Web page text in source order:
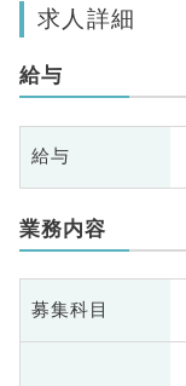
求人詳細
給与
給与
業務内容
募集科目